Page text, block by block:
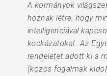
A kormányok
hoznak létre, hogy
intelligenciával
kockázatokat. Az
rendeletet adott ki a
(közös fogalmak